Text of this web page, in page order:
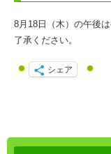
8月18日（木）の午後
了承ください。
シェア